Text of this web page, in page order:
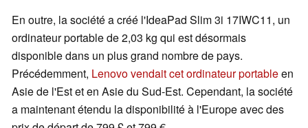
En outre, la société a créé l'IdeaPad Slim 3i 17IWC11, un
ordinateur portable de 2,03 kg qui est désormais
disponible dans un plus grand nombre de pays.
Précédemment, Lenovo vendait cet ordinateur portableen
Asie de l'Est et en Asie du Sud-Est. Cependant, la société
a maintenant étendu la disponibilité à l'Europe avec des